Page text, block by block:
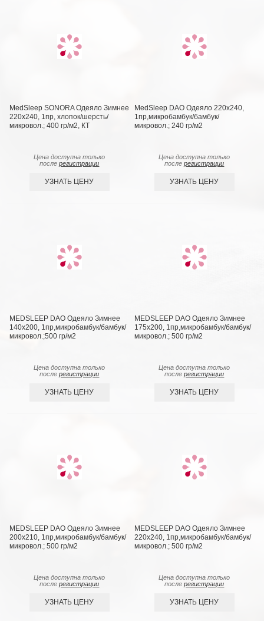
MedSleep SONORA Одеяло Зимнее
220х240, 1пр, хлопок/шерсть/
микровол.; 400 гр/м2, КТ
Цена доступна только
послерегистрации
УЗНАТЬ ЦЕНУ
MedSleep DAO Одеяло 220х240,
1пр,микробамбук/бамбук/
микровол.; 240 гр/м2
Цена доступна только
послерегистрации
УЗНАТЬ ЦЕНУ
MEDSLEEP DAO Одеяло Зимнее
140х200, 1пр,микробамбук/бамбук/
микровол.;500 гр/м2
Цена доступна только
послерегистрации
УЗНАТЬ ЦЕНУ
MEDSLEEP DAO Одеяло Зимнее
175х200, 1пр,микробамбук/бамбук/
микровол.; 500 гр/м2
Цена доступна только
послерегистрации
УЗНАТЬ ЦЕНУ
MEDSLEEP DAO Одеяло Зимнее
200х210, 1пр,микробамбук/бамбук/
микровол.; 500 гр/м2
Цена доступна только
послерегистрации
УЗНАТЬ ЦЕНУ
MEDSLEEP DAO Одеяло Зимнее
220х240, 1пр,микробамбук/бамбук/
микровол.; 500 гр/м2
Цена доступна только
послерегистрации
УЗНАТЬ ЦЕНУ